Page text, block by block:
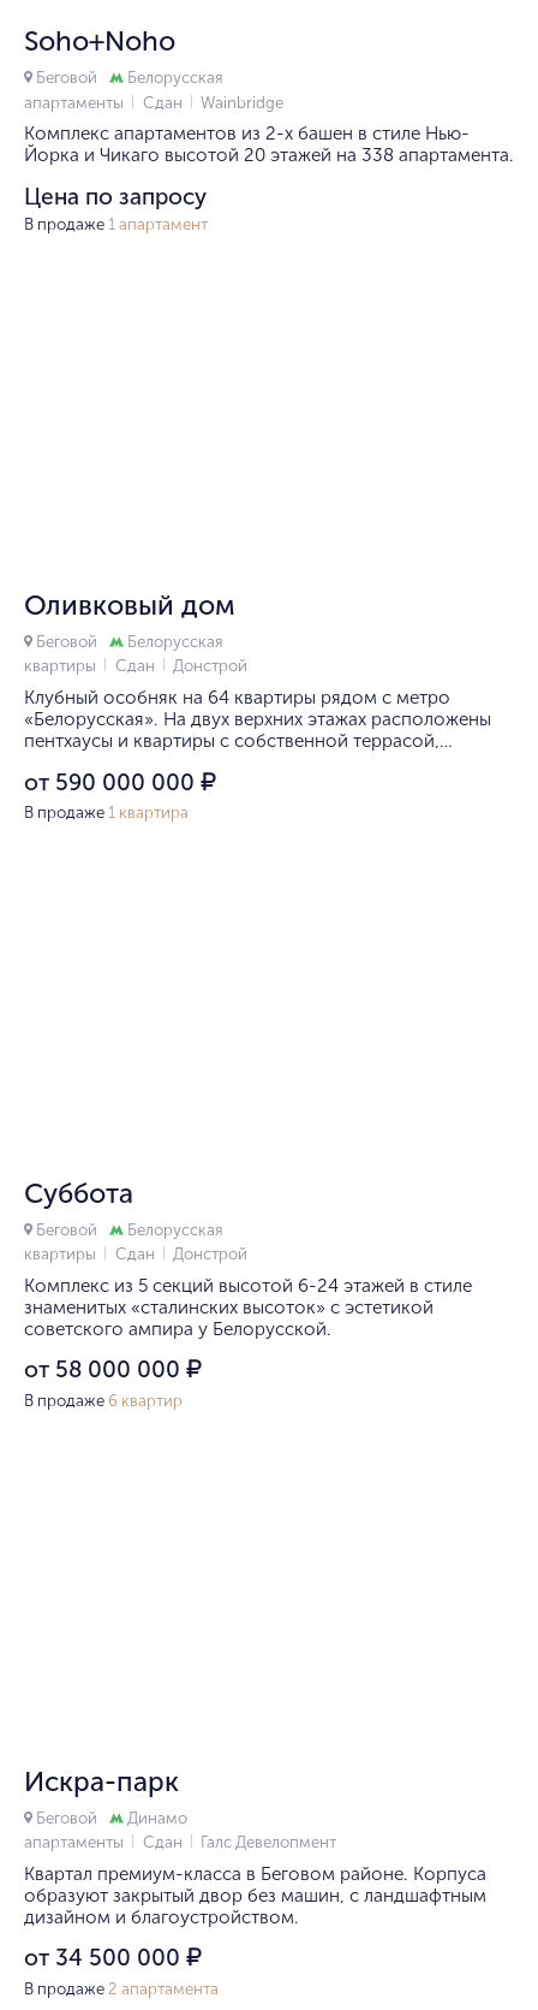
Soho+Noho
Беговой
Белорусская
апартаменты
Сдан Wainbridge
Комплекс апартаментов из 2-х башен в стиле Нью-
Йорка и Чикаго высотой 20 этажей на 338 апартамента.
Цена по запросу
В продаже 1 апартамент
Оливковый дом
Беговой
Белорусская
квартиры
Сдан Донстрой
Клубный особняк на 64 квартиры рядом с метро
«Белорусская». На двух верхних этажах расположены
пентхаусы и квартиры с собственной террасой,
от 590 000 000 ₽
В продаже 1 квартира
Суббота
Беговой
Белорусская
квартиры
Сдан Донстрой
Комплекс из 5 секций высотой 6-24 этажей в стиле
знаменитых «сталинских высоток» с эстетикой
советского ампира у Белорусской.
от 58 000 000 ₽
В продаже 6 квартир
Искра-парк
Беговой
Динамо
апартаменты
Сдан Галс Девелопмент
Квартал премиум-класса в Беговом районе. Корпуса
образуют закрытый двор без машин, с ландшафтным
дизайном и благоустройством.
от 34 500 000 ₽
В продаже 2 апартамента